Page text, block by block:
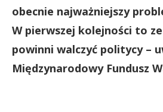
obecnie najważniejszy
W pierwszej kolejności to
powinni walczyć politycy –
Międzynarodowy Fundusz